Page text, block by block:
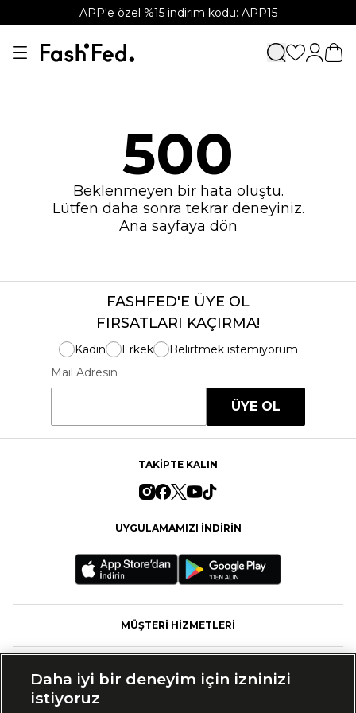
APP'e özel %15 indirim kodu: APP15
500
Beklenmeyen bir hata oluştu.
Lütfen daha sonra tekrar deneyiniz.
Ana sayfaya dön
FASHFED'E ÜYE OL
FIRSATLARI KAÇIRMA!
Kadın Erkek
Belirtmek istemiyorum
Mail Adresin
ÜYE OL
TAKİPTE KALIN
UYGULAMAMIZI İNDİRİN
MÜŞTERİ HİZMETLERİ
Daha iyi bir deneyim için izninizi
istiyoruz